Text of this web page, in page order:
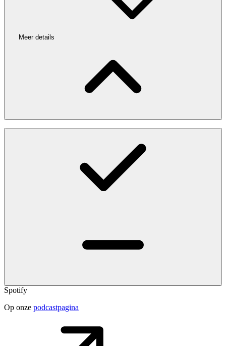
Meer details
Spotify
Op onze podcastpagina